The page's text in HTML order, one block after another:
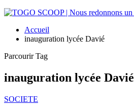
Accueil
inauguration lycée Davié
Parcourir Tag
inauguration lycée Davié
SOCIETE